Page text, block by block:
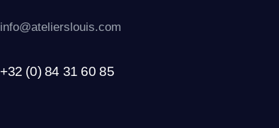
info@atelierslouis.com
+32 (0) 84 31 60 85